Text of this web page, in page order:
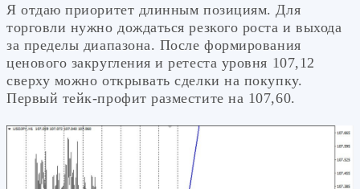
Я отдаю приоритет длинным позициям. Для
торговли нужно дождаться резкого роста и выхода
за пределы диапазона. После формирования
ценового закругления и ретеста уровня 107,12
сверху можно открывать сделки на покупку.
Первый тейк-профит разместите на 107,60.